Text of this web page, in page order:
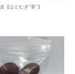
【はとむぎ“香”】